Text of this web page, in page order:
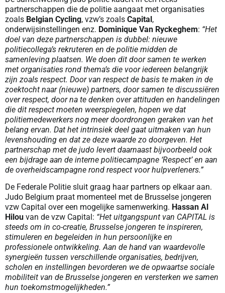
partnerschappen die de politie aangaat met organisaties
zoals Belgian Cycling, vzw’s zoals Capital,
onderwijsinstellingen enz. Dominique Van Ryckeghem: “Het
doel van deze partnerschappen is dubbel: nieuwe
politiecollega’s rekruteren en de politie midden de
samenleving plaatsen. We doen dit door samen te werken
met organisaties rond thema’s die voor iedereen belangrijk
zijn zoals respect. Door van respect de basis te maken in de
zoektocht naar (nieuwe) partners, door samen te discussiëren
over respect, door na te denken over attituden en handelingen
die dit respect moeten weerspiegelen, hopen we dat
politiemedewerkers nog meer doordrongen geraken van het
belang ervan. Dat het intrinsiek deel gaat uitmaken van hun
levenshouding en dat ze deze waarde zo doorgeven. Het
partnerschap met de judo levert daarnaast bijvoorbeeld ook
een bijdrage aan de interne politiecampagne ‘Respect’ en aan
de overheidscampagne rond respect voor hulpverleners.”
De Federale Politie sluit graag haar partners op elkaar aan.
Judo Belgium praat momenteel met de Brusselse jongeren
vzw Capital over een mogelijke samenwerking. Hassan Al
Hilou van de vzw Capital: “Het uitgangspunt van CAPITAL is
steeds om in co-creatie, Brusselse jongeren te inspireren,
stimuleren en begeleiden in hun persoonlijke en
professionele ontwikkeling. Aan de hand van waardevolle
synergieën tussen verschillende organisaties, bedrijven,
scholen en instellingen bevorderen we de opwaartse sociale
mobiliteit van de Brusselse jongeren en versterken we samen
hun toekomstmogelijkheden.”